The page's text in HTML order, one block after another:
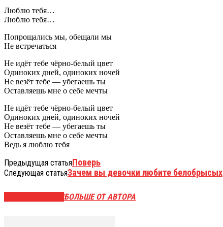
Люблю тебя…
Люблю тебя…
Попрощались мы, обещали мы
Не встречаться
Не идёт тебе чёрно-белый цвет
Одиноких дней, одиноких ночей
Не везёт тебе — убегаешь ты
Оставляешь мне о себе мечты
Не идёт тебе чёрно-белый цвет
Одиноких дней, одиноких ночей
Не везёт тебе — убегаешь ты
Оставляешь мне о себе мечты
Ведь я люблю тебя
Предыдущая статьяПоверь
Следующая статьяЗачем вы девочки любите белобрысых
БОЛЬШЕ ОТ АВТОРА